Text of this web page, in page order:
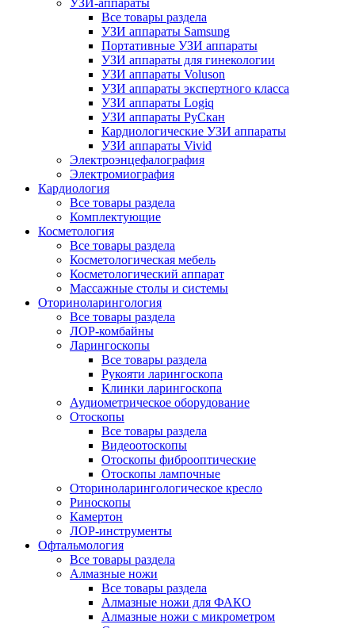
Все товары раздела
УЗИ аппараты Samsung
Портативные УЗИ аппараты
УЗИ аппараты для гинекологии
УЗИ аппараты Voluson
УЗИ аппараты экспертного класса
УЗИ аппараты Logiq
УЗИ аппараты РуСкан
Кардиологические УЗИ аппараты
УЗИ аппараты Vivid
Электроэнцефалография
Электромиография
Кардиология
Все товары раздела
Комплектующие
Косметология
Все товары раздела
Косметологическая мебель
Косметологический аппарат
Массажные столы и системы
Оториноларингология
Все товары раздела
ЛОР-комбайны
Ларингоскопы
Все товары раздела
Рукояти ларингоскопа
Клинки ларингоскопа
Аудиометрическое оборудование
Отоскопы
Все товары раздела
Видеоотоскопы
Отоскопы фиброоптические
Отоскопы лампочные
Оториноларингологическое кресло
Риноскопы
Камертон
ЛОР-инструменты
Офтальмология
Все товары раздела
Алмазные ножи
Все товары раздела
Алмазные ножи для ФАКО
Алмазные ножи с микрометром